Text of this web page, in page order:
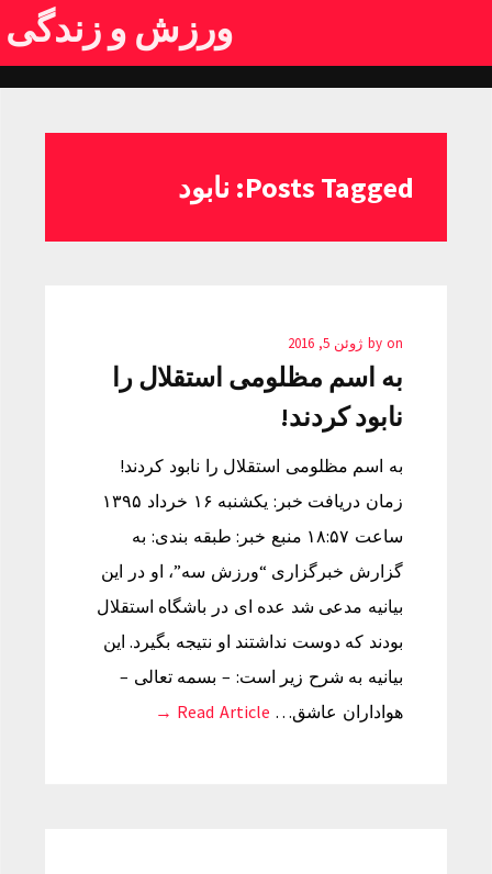
ورزش و زندگی
Posts Tagged: نابود
by on ژوئن 5, 2016
به اسم مظلومی استقلال را
نابود کردند!
به اسم مظلومی استقلال را نابود کردند!
زمان دریافت خبر: یکشنبه ۱۶ خرداد ۱۳۹۵
ساعت ۱۸:۵۷ منبع خبر: طبقه بندی: به
گزارش خبرگزاری “ورزش سه”، او در این
بیانیه مدعی شد عده ای در باشگاه استقلال
بودند که دوست نداشتند او نتیجه بگیرد. این
بیانیه به شرح زیر است: – بسمه تعالی –
هواداران عاشق… Read Article →